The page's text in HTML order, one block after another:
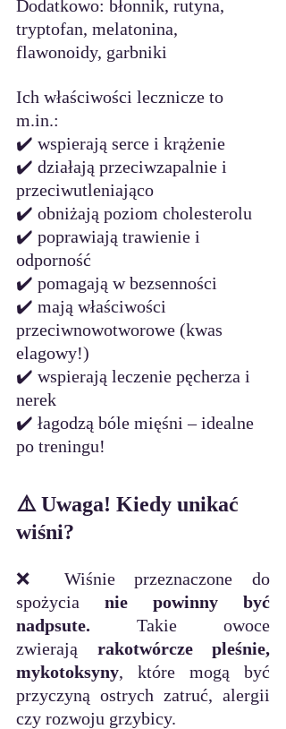
Dodatkowo: błonnik, rutyna,
tryptofan, melatonina,
flawonoidy, garbniki
Ich właściwości lecznicze to
m.in.:
✔️ wspierają serce i krążenie
✔️ działają przeciwzapalnie i
przeciwutleniająco
✔️ obniżają poziom cholesterolu
✔️ poprawiają trawienie i
odporność
✔️ pomagają w bezsenności
✔️ mają właściwości
przeciwnowotworowe (kwas
elagowy!)
✔️ wspierają leczenie pęcherza i
nerek
✔️ łagodzą bóle mięśni – idealne
po treningu!
⚠️ Uwaga! Kiedy unikać
wiśni?
❌ Wiśnie przeznaczone do
spożycia nie powinny być
nadpsute. Takie owoce
zwierają rakotwórcze pleśnie,
mykotoksyny, które mogą być
przyczyną ostrych zatruć, alergii
czy rozwoju grzybicy.